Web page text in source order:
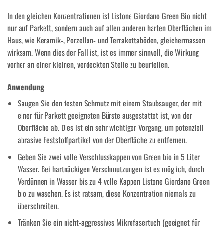
In den gleichen Konzentrationen ist Listone Giordano Green Bio nicht
nur auf Parkett, sondern auch auf allen anderen harten Oberflächen im
Haus, wie Keramik-, Porzellan- und Terrakottaböden, gleichermassen
wirksam. Wenn dies der Fall ist, ist es immer sinnvoll, die Wirkung
vorher an einer kleinen, verdeckten Stelle zu beurteilen.
Anwendung
Saugen Sie den festen Schmutz mit einem Staubsauger, der mit
einer für Parkett geeigneten Bürste ausgestattet ist, von der
Oberfläche ab. Dies ist ein sehr wichtiger Vorgang, um potenziell
abrasive Feststoffpartikel von der Oberfläche zu entfernen.
Geben Sie zwei volle Verschlusskappen von Green bio in 5 Liter
Wasser. Bei hartnäckigen Verschmutzungen ist es möglich, durch
Verdünnen in Wasser bis zu 4 volle Kappen Listone Giordano Green
bio zu waschen. Es ist ratsam, diese Konzentration niemals zu
überschreiten.
Tränken Sie ein nicht-aggressives Mikrofasertuch (geeignet für